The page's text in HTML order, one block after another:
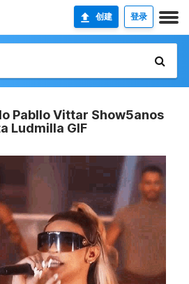
创建 登录
Pabllo Vittar Show5anos
Ludmilla GIF